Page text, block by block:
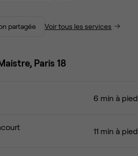
partagée Voir tous les services
Paris 18
6 min à pied
11 min à pied